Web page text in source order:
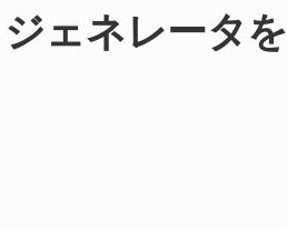
ェネレータを